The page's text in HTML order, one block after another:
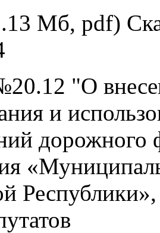
Мб, pdf)
"О
и